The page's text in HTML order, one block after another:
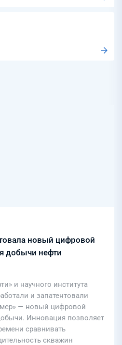
новый цифровой
добычи нефти
и научного института
и запатентовали
— новый цифровой
Инновация позволяет
сравнивать
скважин